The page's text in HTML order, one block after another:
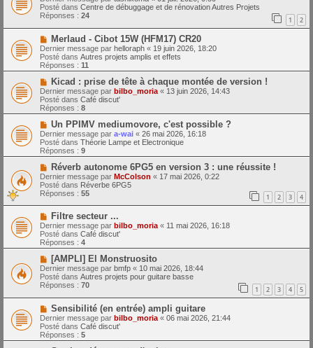
m
e
s
s
a
g
e
u
v
e
a
u
m
e
s
s
a
g
e
Posté dans Centre de débuggage et de rénovation Autres Projets
Réponses : 24 1 2
N
o
u
v
e
a
u
m
e
s
s
a
g
e
Merlaud - Cibot 15W (HFM17) CR20
Dernier message par helloraph « 19 juin 2026, 18:20
Posté dans Autres projets amplis et effets
Réponses : 11
N
o
u
v
e
a
m
e
s
s
a
g
e
Kicad : prise de tête à chaque montée de version !
Dernier message par bilbo_moria « 13 juin 2026, 14:43
Posté dans Café discut'
Réponses : 8
N
o
u
v
e
a
u
m
e
s
s
a
g
e
Un PPIMV mediumovore, c'est possible ?
Dernier message par a-wai « 26 mai 2026, 16:18
Posté dans Théorie Lampe et Electronique
Réponses : 9
N
o
u
v
e
a
m
e
s
s
a
g
e
Réverb autonome 6PG5 en version 3 : une réussite !
Dernier message par McColson « 17 mai 2026, 0:22
Posté dans Réverbe 6PG5
Réponses : 55 1 2 3 4
N
o
u
v
e
a
u
m
e
s
s
a
g
e
Filtre secteur ...
Dernier message par bilbo_moria« 11 mai 2026, 16:18
Posté dans Café discut'
Réponses : 4
N
o
u
v
e
a
u
m
e
s
s
[AMPLI] El Monstruosito
Dernier message par bmfp « 10 mai 2026, 18:44
Posté dans Autres projets pour guitare basse
Réponses : 70 1 2 3 4 5
N
o
u
v
e
Sensibilité (en entrée) ampli guitare
Dernier message par bilbo_moria « 06 mai 2026, 21:44
Posté dans Café discut'
Réponses : 5